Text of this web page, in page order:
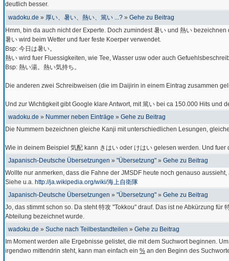
deutlich besser.
wadoku.de » 厚い、暑い、熱い、篤い ...? » Gehe zu Beitrag
Hmm, bin da auch nicht der Experte. Doch zumindest 暑い und 熱い bezeichnen
暑い wird beim Wetter und fuer feste Koerper verwendet.
Bsp: 今日は暑い。
熱い wird fuer Fluessigkeiten, wie Tee, Wasser usw oder auch
Bsp: 熱い湯。熱い気持ち。
Die anderen zwei Schreibweisen (die im Daijirin in einem Eintrag zusammen
Und zur Wichtigkeit gibt Google klare Antwort, mit 篤い bei ca 150.000 Hits und
wadoku.de » Nummer neben Einträge » Gehe zu Beitrag
Die Nummern bezeichnen gleiche Kanji mit unterschiedlichen Lesungen,
Wie in deinem Beispiel 気配 kann きはい oder けはい gelesen werden. Und
Japanisch-Deutsche Übersetzungen » "Übersetzung" » Gehe zu Beitrag
Wollte nur anmerken, dass die Fahne der JMSDF heute noch genauso
Siehe u.a. http://ja.wikipedia.org/wiki/海上自衛隊
Japanisch-Deutsche Übersetzungen » "Übersetzung" » Gehe zu Beitrag
Jo, das stimmt schon so. Da steht 特攻 "Tokkou" drauf. Das ist ne Abkürzung
Abteilung bezeichnet wurde.
wadoku.de » Suche nach Teilbestandteilen » Gehe zu Beitrag
Im Moment werden alle Ergebnisse gelistet, die mit dem Suchwort beginnen.
irgendwo mittendrin steht, kann man einfach ein % an den Beginn des